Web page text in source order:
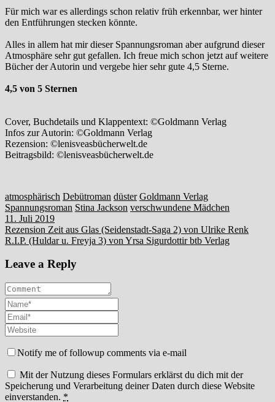
Für mich war es allerdings schon relativ früh erkennbar, wer hinter
den Entführungen stecken könnte.
Alles in allem hat mir dieser Spannungsroman aber aufgrund dieser
Atmosphäre sehr gut gefallen. Ich freue mich schon jetzt auf weitere
Bücher der Autorin und vergebe hier sehr gute 4,5 Sterne.
4,5 von 5 Sternen
Cover, Buchdetails und Klappentext: ©Goldmann Verlag
Infos zur Autorin: ©Goldmann Verlag
Rezension: ©lenisveasbücherwelt.de
Beitragsbild: ©lenisveasbücherwelt.de
atmosphärisch Debütroman düster Goldmann Verlag
Spannungsroman Stina Jackson verschwundene Mädchen
11. Juli 2019
Beitragsnavigation
Rezension Zeit aus Glas (Seidenstadt-Saga 2) von Ulrike Renk
R.I.P. (Huldar u. Freyja 3) von Yrsa Sigurdottir btb Verlag
Leave a Reply
Notify me of followup comments via e-mail
Mit der Nutzung dieses Formulars erklärst du dich mit der
Speicherung und Verarbeitung deiner Daten durch diese Website
einverstanden. *